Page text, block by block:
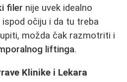
filer nije uvek idealno
očiju i da tu treba
možda čak razmotriti i
liftinga.
Klinike i Lekara